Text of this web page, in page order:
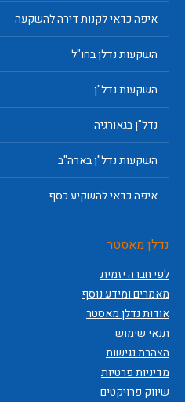
איפה כדאי לקנות דירה להשקעה
השקעות נדלן בחו"ל
השקעות נדל"ן
נדל"ן בגאורגיה
השקעות נדל"ן בארה"ב
איפה כדאי להשקיע כסף
נדלן מאסטר
לפי חברה יזמית
מאמרים ומידע נוסף
אודות נדלן מאסטר
תנאי שימוש
הצהרת נגישות
מדיניות פרטיות
שיווק פרויקטים